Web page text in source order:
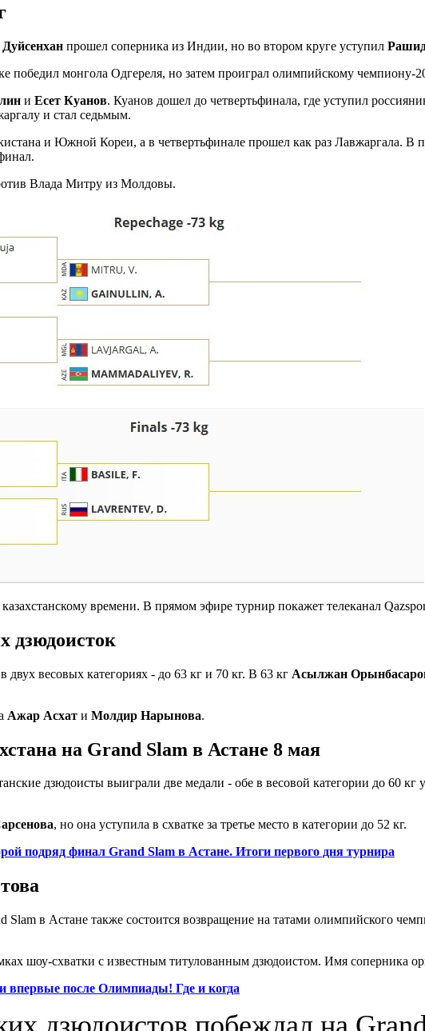
прошел соперника из Индии, но во втором круге уступил
победил монгола Одгереля, но затем проиграл олимпийскому чемпиону-
и Есет Куанов. Куанов дошел до четвертьфинала, где уступил
и стал седьмым.
и Южной Кореи, а в четвертьфинале прошел как раз Лавжаргала.
Влада Митру из Молдовы.
времени. В прямом эфире турнир покажет телеканал
дзюдоисток
весовых категориях - до 63 кг и 70 кг. В 63 кг Асылжан
Ажар Асхат и Молдир Нарынова.
на Grand Slam в Астане 8 мая
дзюдоисты выиграли две медали - обе в весовой категории до 60 кг
, но она уступила в схватке за третье место в категории до 52 кг.
подряд финал Grand Slam в Астане. Итоги первого дня турнира
Slam в Астане также состоится возвращение на татами олимпийского
шоу-схватки с известным титулованным дзюдоистом. Имя соперника
впервые после Олимпиады! Где и когда